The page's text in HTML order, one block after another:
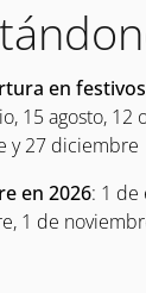
en
15 agosto,
y 27 diciembre
en 2026: 1 de
1 de